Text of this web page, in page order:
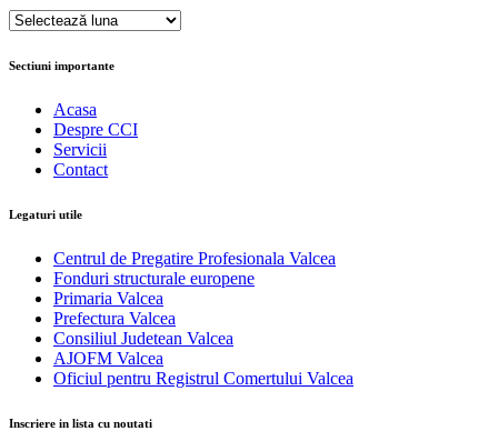
Arhive
Sectiuni importante
Acasa
Despre CCI
Servicii
Contact
Legaturi utile
Centrul de Pregatire Profesionala Valcea
Fonduri structurale europene
Primaria Valcea
Prefectura Valcea
Consiliul Judetean Valcea
AJOFM Valcea
Oficiul pentru Registrul Comertului Valcea
Inscriere in lista cu noutati